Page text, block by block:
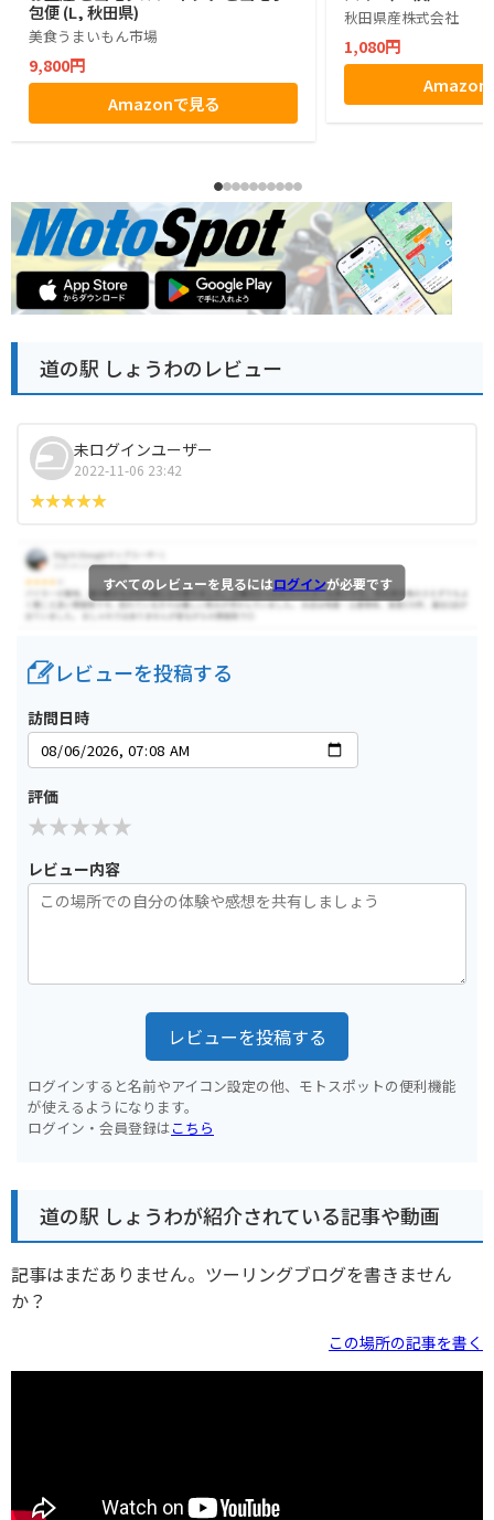
包便 (L, 秋田県)
美食うまいもん市場
9,800円
Amazonで見る
秋田県産株式会社
1,080円
Amazon
道の駅 しょうわのレビュー
未ログインユーザー
2022-11-06 23:42
すべてのレビューを見るにはログインが必要です
レビューを投稿する
訪問日時
評価
レビュー内容
レビューを投稿する
ログインすると名前やアイコン設定の他、モトスポットの便利機能
が使えるようになります。
ログイン・会員登録はこちら
道の駅 しょうわが紹介されている記事や動画
記事はまだありません。ツーリングブログを書きません
か？
この場所の記事を書く